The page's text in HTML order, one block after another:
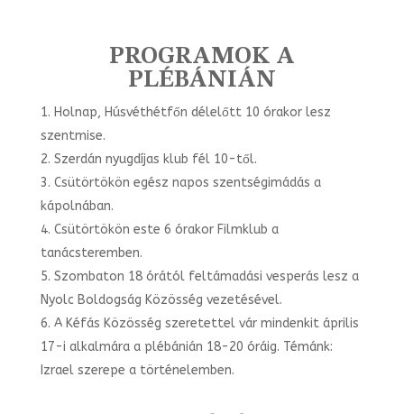
PROGRAMOK A
PLÉBÁNIÁN
Holnap, Húsvéthétfőn délelőtt 10 órakor lesz
szentmise.
Szerdán nyugdíjas klub fél 10-től.
Csütörtökön egész napos szentségimádás a
kápolnában.
Csütörtökön este 6 órakor Filmklub a
tanácsteremben.
Szombaton 18 órától feltámadási vesperás lesz a
Nyolc Boldogság Közösség vezetésével.
A Kéfás Közösség szeretettel vár mindenkit április
17-i alkalmára a plébánián 18-20 óráig. Témánk:
Izrael szerepe a történelemben.